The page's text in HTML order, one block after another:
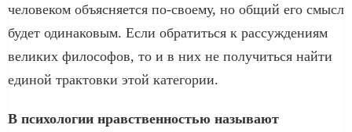
человеком объясняется по-своему, но общий его смысл
будет одинаковым. Если обратиться к рассуждениям
великих философов, то и в них не получиться найти
единой трактовки этой категории.
В психологии нравственностью называют